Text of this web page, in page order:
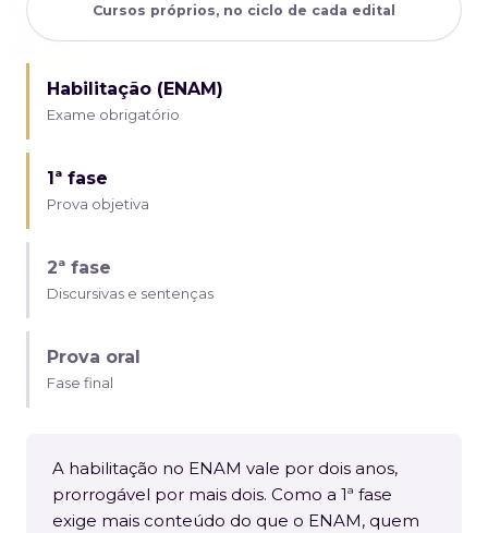
Cursos próprios, no ciclo de cada edital
Habilitação (ENAM)
Exame obrigatório
1ª fase
Prova objetiva
2ª fase
Discursivas e sentenças
Prova oral
Fase final
A habilitação no ENAM vale por dois anos,
prorrogável por mais dois. Como a 1ª fase
exige mais conteúdo do que o ENAM, quem